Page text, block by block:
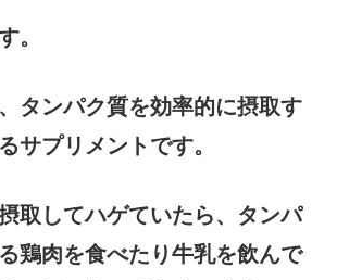
。
タンパク質を効率的に摂取す
サプリメントです。
取してハゲていたら、タンパ
鶏肉を食べたり牛乳を飲んで